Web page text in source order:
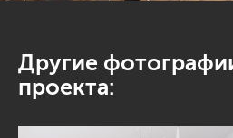
Другие
проекта: